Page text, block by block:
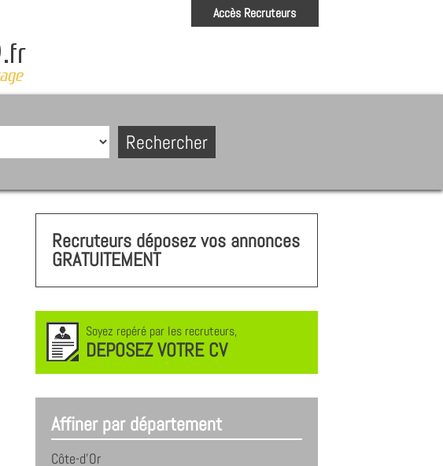
Accès Recruteurs
Recruteurs déposez vos annonces
GRATUITEMENT
Soyez repéré par les recruteurs,
DEPOSEZ VOTRE CV
Affiner par département
Côte-d'Or